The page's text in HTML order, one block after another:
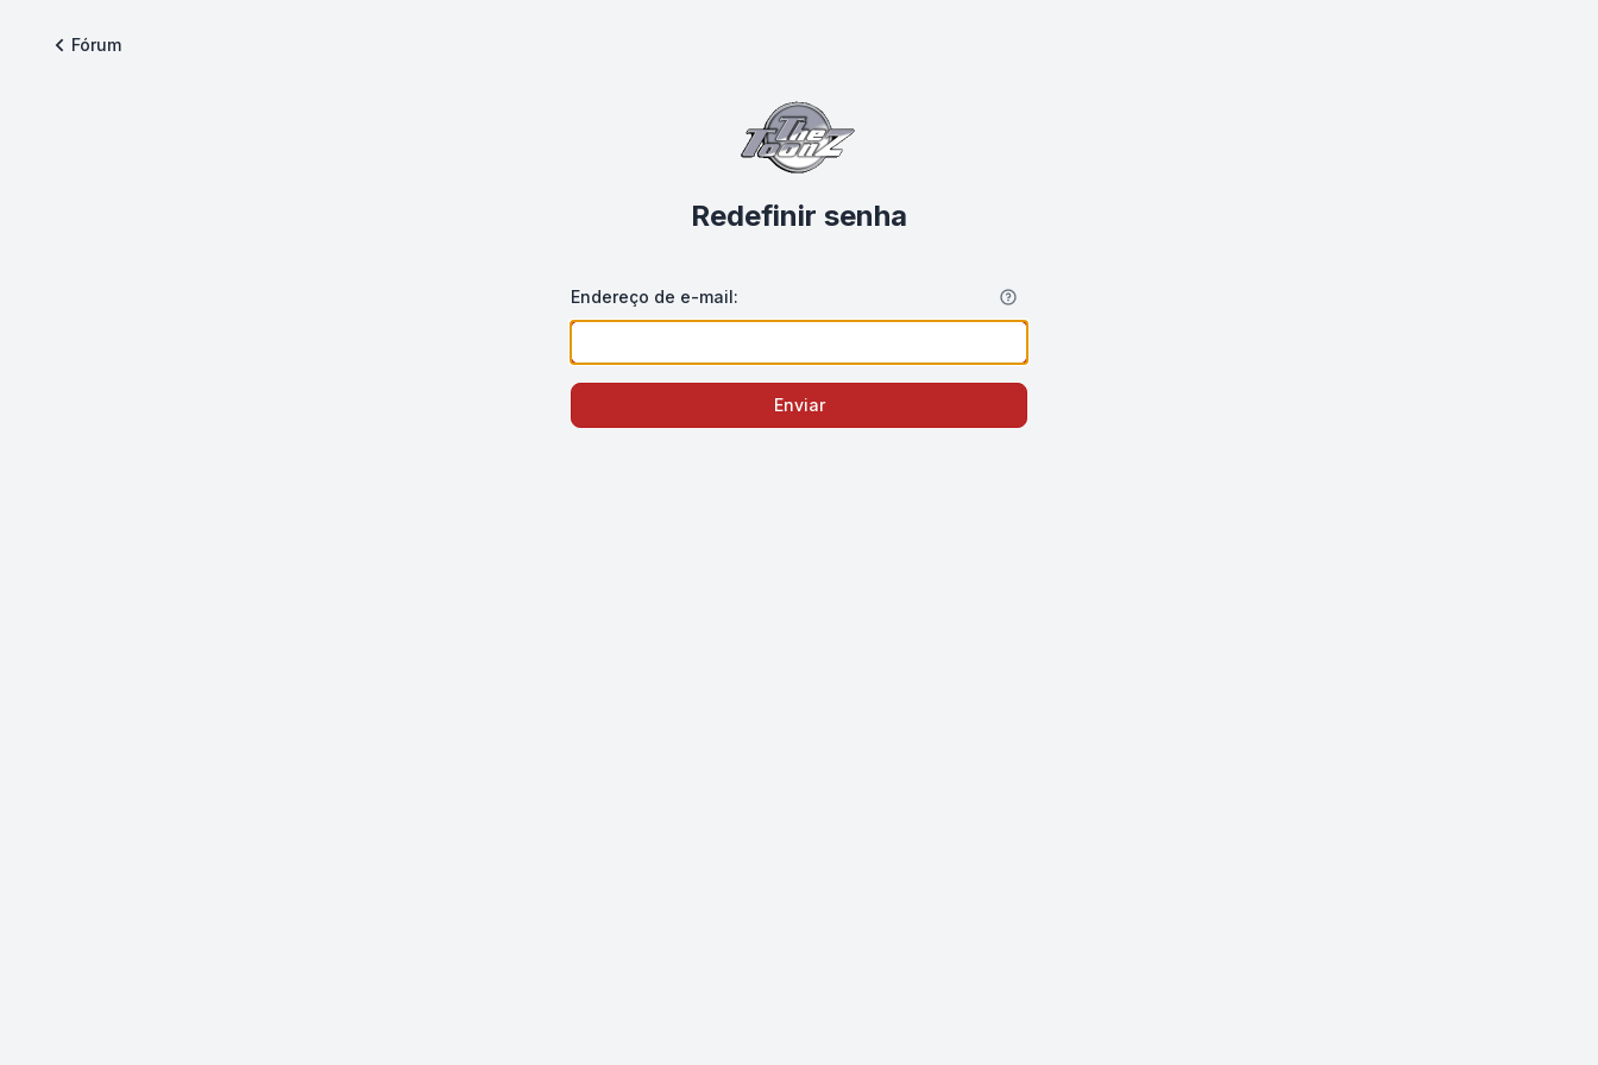
Fórum
Redefinir senha
Endereço de e-mail:
Enviar